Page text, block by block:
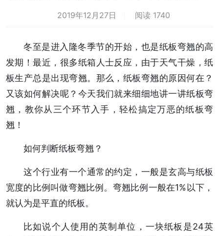
2019年12月27日 阅读 1740
冬至是进入隆冬季节的开始，也是纸板弯翘的高
发期！最近，很多纸箱人士反应，由于天气干燥，纸
板生产总是出现弯翘。那么，纸板弯翘的原因何在？
又该如何解决呢？今天我们就来细细地讲一讲纸板弯
翘，教你从三个环节入手，轻松搞定万恶的纸板弯
翘！
如何判断纸板弯翘？
这个行业有一个通常的约定，一般是玄高与纸板
宽度的比例叫做弯翘比例。弯翘比例一般在1%以下，
就认为是平直的纸板。
比如说个人使用的英制单位，一块纸板是24英